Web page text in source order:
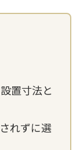
置寸法と
れずに選